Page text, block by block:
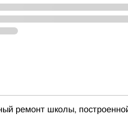
ремонт школы,